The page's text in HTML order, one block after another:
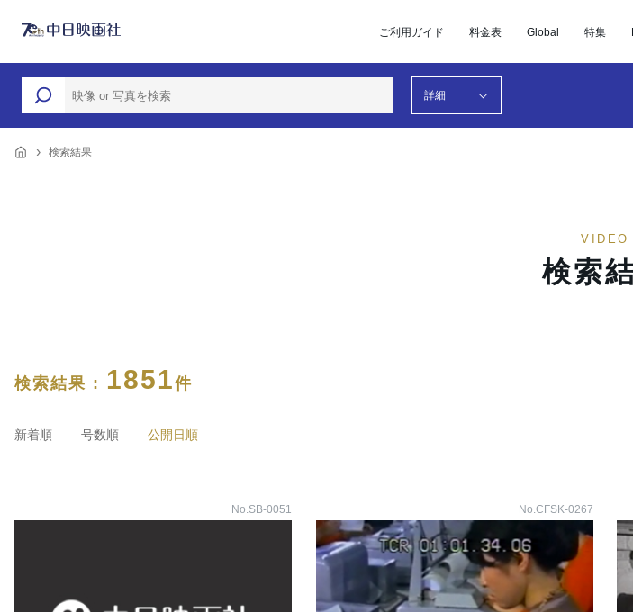
ご利用ガイド 料金表 Global 特集
詳細
検索結果
VIDEO
検索
検索結果 : 1851件
新着順 号数順 公開日順
No.SB-0051 No.CFSK-0267